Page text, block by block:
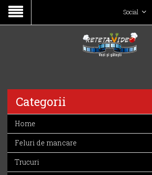
Social
Categorii
Home
Feluri de mancare
Trucuri